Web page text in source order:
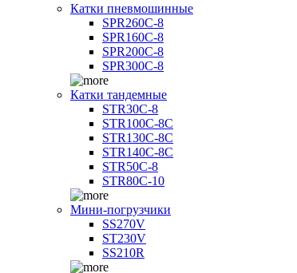
Катки пневмошинные
SPR260C-8
SPR160C-8
SPR200C-8
SPR300C-8
Катки тандемные
STR30C-8
STR100C-8С
STR130C-8С
STR140C-8С
STR50C-8
STR80C-10
Мини-погрузчики
SS270V
ST230V
SS210R